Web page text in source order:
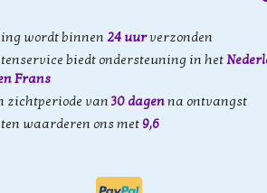
wordt binnen 24 uurverzonden
biedt ondersteuning in het
Frans
zichtperiode van30 dagenna ontvangst
waarderen ons met 9,6